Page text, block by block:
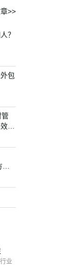
>>
？
包
管
法
业